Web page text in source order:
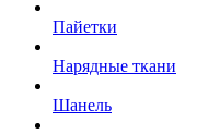
Пайетки
Нарядные ткани
Шанель